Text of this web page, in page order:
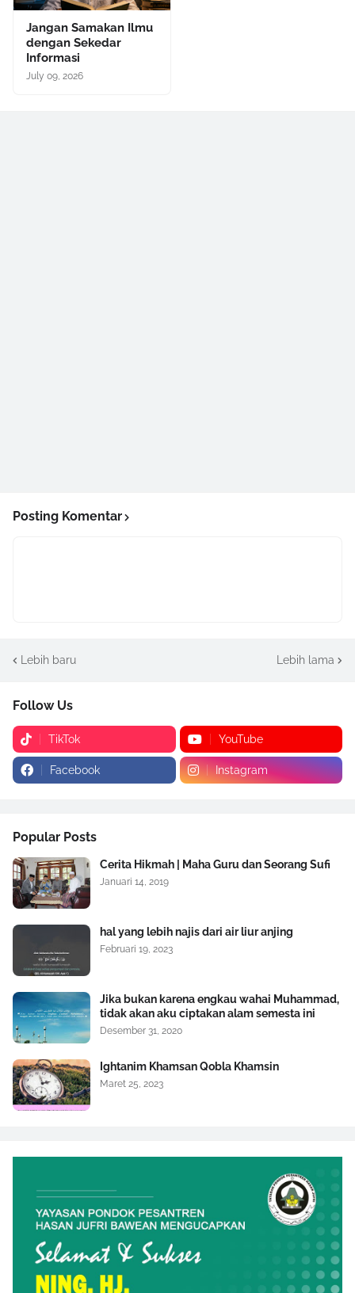
Jangan Samakan Ilmu
dengan Sekedar
Informasi
July 09, 2026
Posting Komentar
Lebih baru Lebih lama
Follow Us
TikTok YouTube
Facebook Instagram
Popular Posts
Cerita Hikmah | Maha Guru dan Seorang Sufi
Januari 14, 2019
hal yang lebih najis dari air liur anjing
Februari 19, 2023
Jika bukan karena engkau wahai Muhammad,
tidak akan aku ciptakan alam semesta ini
Desember 31, 2020
Ightanim Khamsan Qobla Khamsin
Maret 25, 2023